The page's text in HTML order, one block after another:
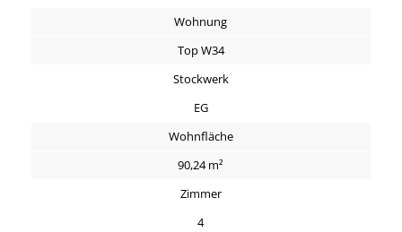
Wohnung
Top W34
Stockwerk
EG
Wohnfläche
90,24 m²
Zimmer
4